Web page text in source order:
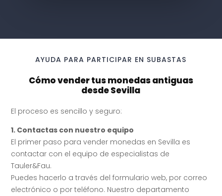
AYUDA PARA PARTICIPAR EN SUBASTAS
Cómo vender tus monedas antiguas
desde Sevilla
El proceso es sencillo y seguro:
1. Contactas con nuestro equipo
⁠El primer paso para vender monedas en Sevilla es
contactar con el equipo de especialistas de
Tauler&Fau.
Puedes hacerlo a través del formulario web, por correo
electrónico o por teléfono. Nuestro departamento